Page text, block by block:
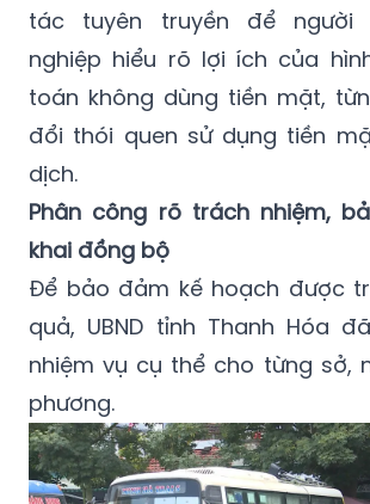
tác tuyên truyền để người
nghiệp hiểu rõ lợi ích của
toán không dùng tiền mặt,
đổi thói quen sử dụng tiền
dịch.
Phân công rõ trách nhiệm,
khai đồng bộ
Để bảo đảm kế hoạch được
quả, UBND tỉnh Thanh Hóa
nhiệm vụ cụ thể cho từng sở,
phương.